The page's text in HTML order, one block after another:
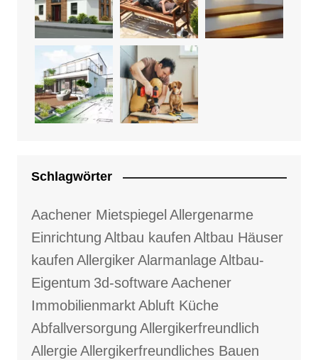
Schlagwörter
Aachener Mietspiegel Allergenarme
Einrichtung Altbau kaufen Altbau Häuser
kaufen AllergikerAlarmanlageAltbau-
Eigentum 3d-softwareAachener
ImmobilienmarktAbluft Küche
Abfallversorgung Allergikerfreundlich
AllergieAllergikerfreundliches Bauen